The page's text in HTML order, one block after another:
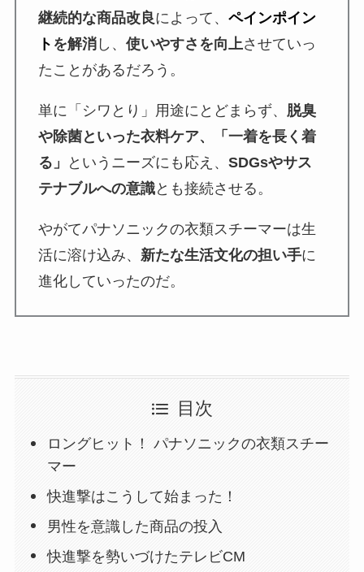
継続的な商品改良によって、 ペインポイン
ト を解消し、 使いやすさを向上させていっ
たことがあるだろう。
単に「シワとり」用途にとどまらず、 脱臭
や除菌といった衣料ケア、「一着を長く着
る」
というニーズにも応え、 SDGsやサス
テナブルへの意識とも接続させる。
やがてパナソニックの衣類スチーマーは生
活に溶け込み、 新たな生活文化の担い手に
進化していったのだ。
目次
ロングヒット！ パナソニックの衣類スチー
マー
快進撃はこうして始まった！
男性を意識した商品の投入
快進撃を勢いづけたテレビCM